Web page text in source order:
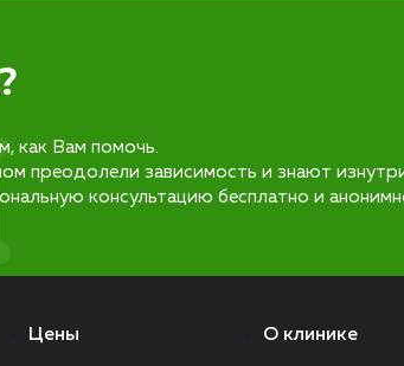
как Вам помочь.
преодолели зависимость и знают
консультацию бесплатно и
Цены О клинике